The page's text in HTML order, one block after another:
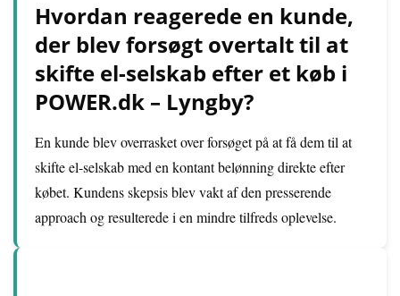
Hvordan reagerede en kunde,
der blev forsøgt overtalt til at
skifte el-selskab efter et køb i
POWER.dk – Lyngby?
En kunde blev overrasket over forsøget på at få dem til at
skifte el-selskab med en kontant belønning direkte efter
købet. Kundens skepsis blev vakt af den presserende
approach og resulterede i en mindre tilfreds oplevelse.